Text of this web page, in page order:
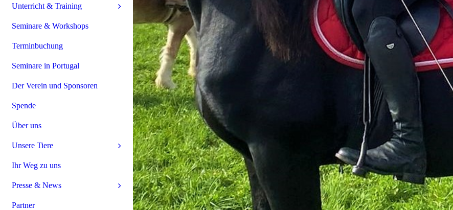
Unterricht & Training
Seminare & Workshops
Terminbuchung
Seminare in Portugal
Der Verein und Sponsoren
Spende
Über uns
Unsere Tiere
Ihr Weg zu uns
Presse & News
Partner